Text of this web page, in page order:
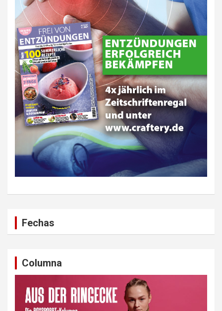
Fechas
Columna